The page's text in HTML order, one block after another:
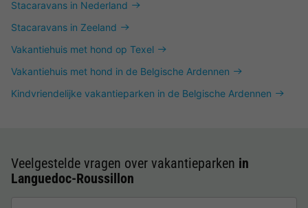
Stacaravans in Nederland
Stacaravans in Zeeland
Vakantiehuis met hond op Texel
Vakantiehuis met hond in de Belgische Ardennen
Kindvriendelijke vakantieparken in de Belgische Ardennen
Veelgestelde vragen over vakantieparken in
Languedoc-Roussillon